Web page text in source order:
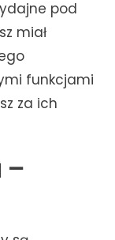
pod
miał
funkcjami
za ich
–